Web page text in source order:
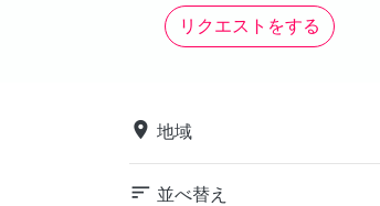
リクエストをする
place 地域
sort 並べ替え